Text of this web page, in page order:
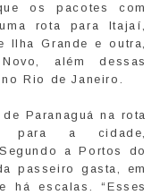
os pacotes com
rota para Itajaí,
Ilha Grande e outra,
além dessas
Rio de Janeiro.
Paranaguá na rota
para a cidade,
a Portos do
passeiro gasta, em
há escalas. “Esses